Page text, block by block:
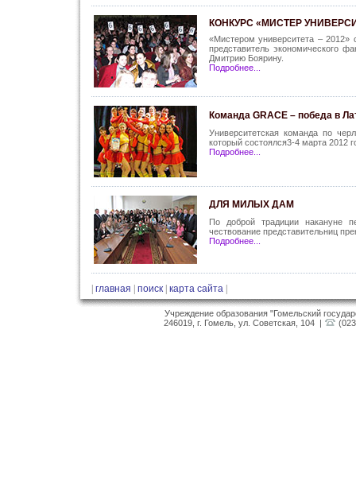
КОНКУРС «МИСТЕР
«Мистером университета – 2012»
представитель экономического
Дмитрию Боярину.
Подробнее...
Команда GRACE – победа в
Университетская команда по
который состоялся3-4 марта 2012
Подробнее...
ДЛЯ МИЛЫХ ДАМ
По доброй традиции накануне
чествование представительниц
Подробнее...
главная поиск карта сайта
Учреждение образования "Гомельский
246019, г. Гомель, ул. Советская, 104 |